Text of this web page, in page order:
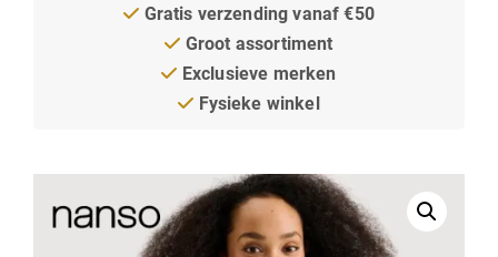
Gratis verzending vanaf €50
Groot assortiment
Exclusieve merken
Fysieke winkel